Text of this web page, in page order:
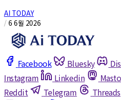
AI TODAY
/ 6 6월 2026
Facebook Bluesky
Instagram
Linkedin
Reddit
Telegram Threads